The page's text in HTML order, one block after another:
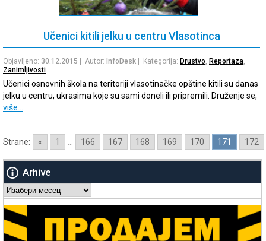
Učenici kitili jelku u centru Vlasotinca
Objavljeno: 30.12.2015 | Autor: InfoDesk | Kategorija: Drustvo Reportaza
Zanimljivosti
Učenici osnovnih škola na teritoriji vlasotinačke opštine kitili su danas
jelku u centru, ukrasima koje su sami doneli ili pripremili. Druženje se,
više…
Strane: « 1 166 167 168 169 170 171 172
Arhive
Arhive